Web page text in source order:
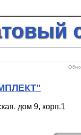
дом 9, корп.1